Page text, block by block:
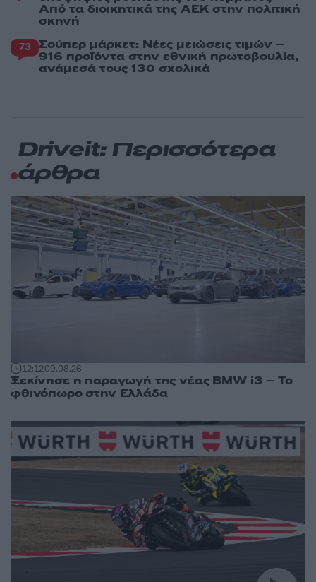
Από τα διοικητικά της ΑΕΚ στην πολιτική
σκηνή
73 Σούπερ μάρκετ: Νέες μειώσεις τιμών –
916 προϊόντα στην εθνική πρωτοβουλία,
ανάμεσά τους 130 σχολικά
Driveit: Περισσότερα
άρθρα
12:1209.08.26
Ξεκίνησε η παραγωγή της νέας BMW i3 – Το
φθινόπωρο στην Ελλάδα